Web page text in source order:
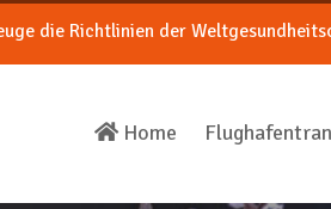
die Richtlinien der
Home